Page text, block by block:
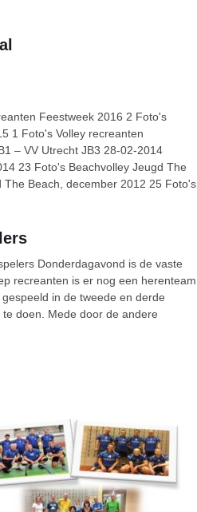
Feestweek 2016 2 Foto's
1 Foto's Volley recreanten
– VV Utrecht JB3 28-02-2014
23 Foto's Beachvolley Jeugd The
Beach, december 2012 25 Foto's
Donderdagavond is de vaste
recreanten is er nog een herenteam
in de tweede en derde
doen. Mede door de andere